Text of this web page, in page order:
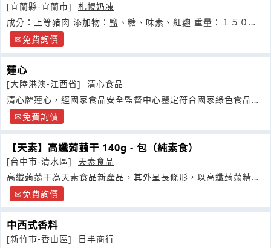
[宜蘭縣-宜蘭市]
札幌奶凍
成分：上等豬肉 添加物：鹽、糖、味素、紅麴 重量：１５０公
克 免費詢價
蓮心
[大陸港澳-江西省]
清心食品
清心牌蓮心，經國家食品安全監督中心鑒定符合國家綠色食品，
出口標準
免費詢價
【天素】高纖蒟蒻干 140g - 包（純素食）
[台中市-清水區]
天素食品
高纖蒟蒻干為天素食品新產品，其外呈長條形，以高纖蒟蒻精心
製成之五香口味
免費詢價
中西式香料
[新竹市-香山區]
日丰商行